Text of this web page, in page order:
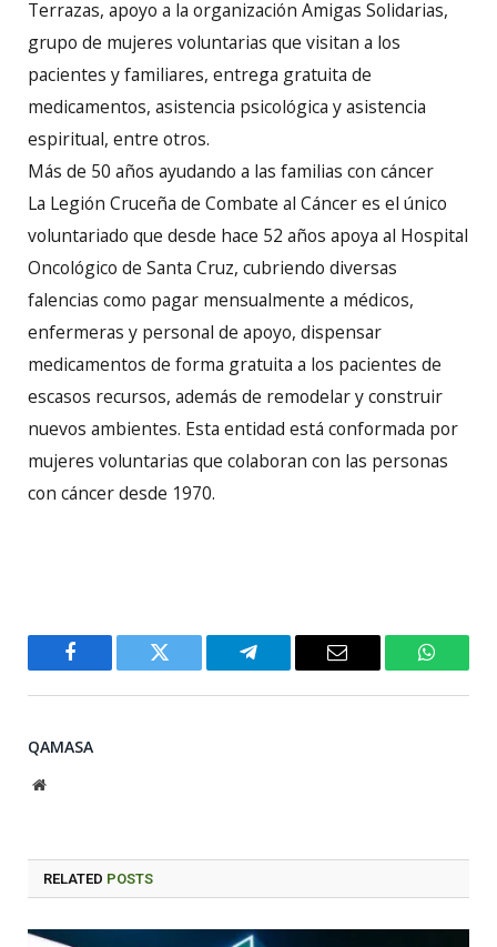
Terrazas, apoyo a la organización Amigas Solidarias,
grupo de mujeres voluntarias que visitan a los
pacientes y familiares, entrega gratuita de
medicamentos, asistencia psicológica y asistencia
espiritual, entre otros.
Más de 50 años ayudando a las familias con cáncer
La Legión Cruceña de Combate al Cáncer es el único
voluntariado que desde hace 52 años apoya al Hospital
Oncológico de Santa Cruz, cubriendo diversas
falencias como pagar mensualmente a médicos,
enfermeras y personal de apoyo, dispensar
medicamentos de forma gratuita a los pacientes de
escasos recursos, además de remodelar y construir
nuevos ambientes. Esta entidad está conformada por
mujeres voluntarias que colaboran con las personas
con cáncer desde 1970.
Facebook Twitter Telegram Email
QAMASA
Website
RELATED POSTS